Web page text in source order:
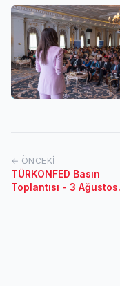
← ÖNCEKI
TÜRKONFED Basın
Toplantısı - 3 Ağustos